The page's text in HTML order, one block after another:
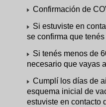
Confirmación de
Si estuviste en
se confirma que
Si tenés menos de
necesario que vayas
Cumplí los días de
esquema inicial de
estuviste en contacto